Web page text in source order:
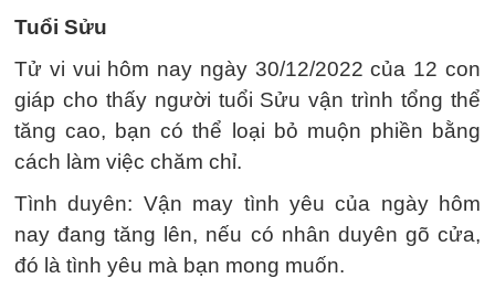
Tuổi Sửu
Tử vi vui hôm nay ngày 30/12/2022 của 12 con
giáp cho thấy người tuổi Sửu vận trình tổng thể
tăng cao, bạn có thể loại bỏ muộn phiền bằng
cách làm việc chăm chỉ.
Tình duyên: Vận may tình yêu của ngày hôm
nay đang tăng lên, nếu có nhân duyên gõ cửa,
đó là tình yêu mà bạn mong muốn.